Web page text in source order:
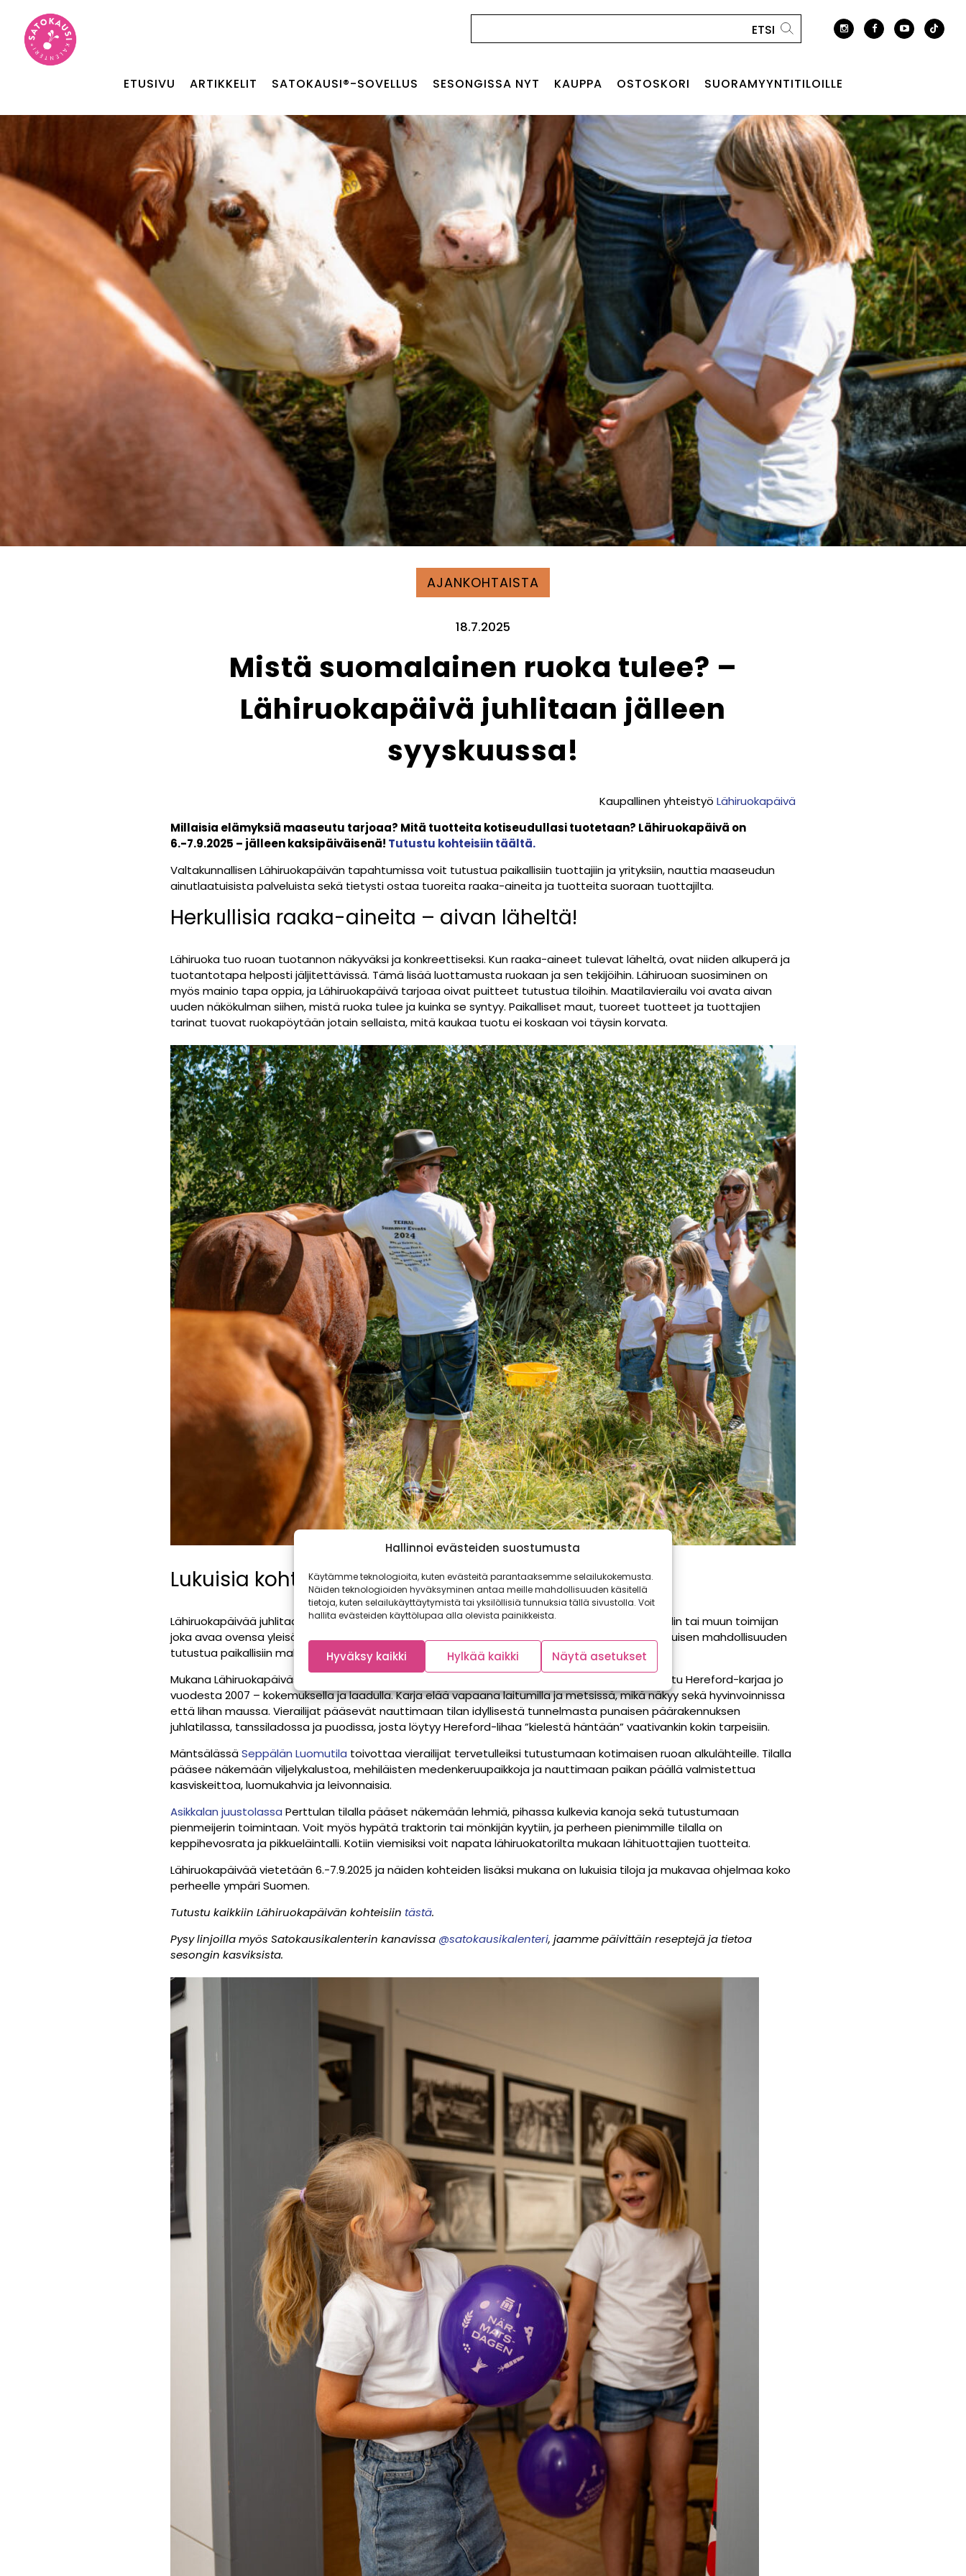
Hallinnoi evästeiden suostumusta
Käytämme teknologioita, kuten evästeitä parantaaksemme selailukokemusta.
Näiden teknologioiden hyväksyminen antaa meille mahdollisuuden käsitellä
tietoja, kuten selailukäyttäytymistä tai yksilöllisiä tunnuksia tällä sivustolla. Voit
hallita evästeiden käyttölupaa alla olevista painikkeista.
Hyväksy kaikki Hylkää kaikki Näytä asetukset
ETUSIVU ARTIKKELIT SATOKAUSI®-SOVELLUS SESONGISSA NYT KAUPPA OSTOSKORI SUORAMYYNTITILOILLE
AJANKOHTAISTA
18.7.2025
Mistä suomalainen ruoka tulee? –
Lähiruokapäivä juhlitaan jälleen
syyskuussa!
Kaupallinen yhteistyö Lähiruokapäivä
Millaisia elämyksiä maaseutu tarjoaa? Mitä tuotteita kotiseudullasi tuotetaan? Lähiruokapäivä on
6.-7.9.2025 – jälleen kaksipäiväisenä! Tutustu kohteisiin täältä.
Valtakunnallisen Lähiruokapäivän tapahtumissa voit tutustua paikallisiin tuottajiin ja yrityksiin, nauttia maaseudun
ainutlaatuisista palveluista sekä tietysti ostaa tuoreita raaka-aineita ja tuotteita suoraan tuottajilta.
Herkullisia raaka-aineita – aivan läheltä!
Lähiruoka tuo ruoan tuotannon näkyväksi ja konkreettiseksi. Kun raaka-aineet tulevat läheltä, ovat niiden alkuperä ja
tuotantotapa helposti jäljitettävissä. Tämä lisää luottamusta ruokaan ja sen tekijöihin. Lähiruoan suosiminen on
myös mainio tapa oppia, ja Lähiruokapäivä tarjoaa oivat puitteet tutustua tiloihin. Maatilavierailu voi avata aivan
uuden näkökulman siihen, mistä ruoka tulee ja kuinka se syntyy. Paikalliset maut, tuoreet tuotteet ja tuottajien
tarinat tuovat ruokapöytään jotain sellaista, mitä kaukaa tuotu ei koskaan voi täysin korvata.
Lukuisia kohteita ympäri Suomea
Lähiruokapäivää juhlitaan kaikkialla Suomessa. Voit siis helposti löytää lähialueeltasi tilan, puodin tai muun toimijan
joka avaa ovensa yleisölle ja esittelee tuotteitaan sekä toimintaansa. Päivä tarjoaa ainutlaatuisen mahdollisuuden
tutustua paikallisiin makuihin ja tavat tuottajia kasvotusten.
Mukana Lähiruokapäivässä on esimerkiksi Loviisassa sijaitseva
, jossa on kasvatettu Hereford-karjaa jo
vuodesta 2007 – kokemuksella ja laadulla. Karja elää vapaana laitumilla ja metsissä, mikä näkyy sekä hyvinvoinnissa
että lihan maussa. Vierailijat pääsevät nauttimaan tilan idyllisestä tunnelmasta punaisen päärakennuksen
juhlatilassa, tanssiladossa ja puodissa, josta löytyy Hereford-lihaa ”kielestä häntään” vaativankin kokin tarpeisiin.
MäntsälässäSeppälän Luomutila toivottaa vierailijat tervetulleiksi tutustumaan kotimaisen ruoan alkulähteille. Tilalla
pääsee näkemään viljelykalustoa, mehiläisten medenkeruupaikkoja ja nauttimaan paikan päällä valmistettua
kasviskeittoa, luomukahvia ja leivonnaisia.
Asikkalan juustolassa Perttulan tilalla pääset näkemään lehmiä, pihassa kulkevia kanoja sekä tutustumaan
pienmeijerin toimintaan. Voit myös hypätä traktorin tai mönkijän kyytiin, ja perheen pienimmille tilalla on
keppihevosrata ja pikkueläintalli. Kotiin viemisiksi voit napata lähiruokatorilta mukaan lähituottajien tuotteita.
Lähiruokapäivää vietetään 6.-7.9.2025 ja näiden kohteiden lisäksi mukana on lukuisia tiloja ja mukavaa ohjelmaa koko
perheelle ympäri Suomen.
Tutustu kaikkiin Lähiruokapäivän kohteisiin tästä.
Pysy linjoilla myös Satokausikalenterin kanavissa @satokausikalenteri, jaamme päivittäin reseptejä ja tietoa
sesongin kasviksista.